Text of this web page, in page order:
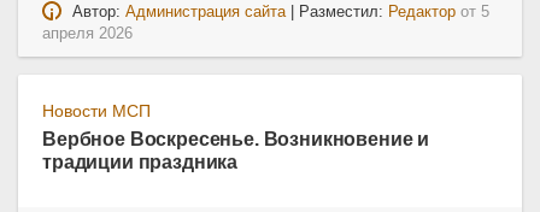
Автор:Администрация сайта| Разместил: Редактор от5
апреля 2026
Новости МСП
Вербное Воскресенье. Возникновение и
традиции праздника